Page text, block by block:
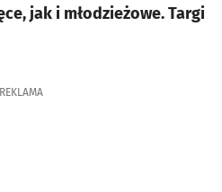
jak i młodzieżowe. Targi
REKLAMA